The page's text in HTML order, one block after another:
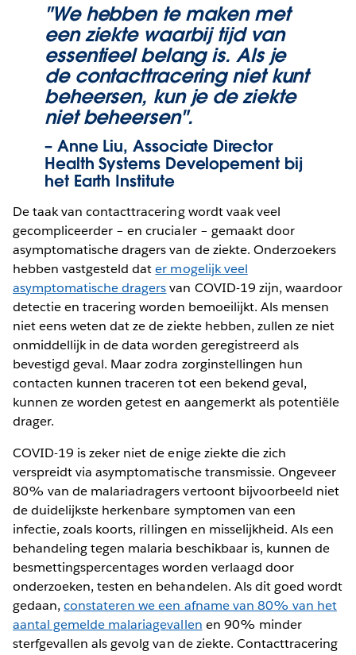
"We hebben te maken met
een ziekte waarbij tijd van
essentieel belang is. Als je
de contacttracering niet kunt
beheersen, kun je de ziekte
niet beheersen".
– Anne Liu, Associate Director
Health Systems Developement bij
het Earth Institute
De taak van contacttracering wordt vaak veel
gecompliceerder – en crucialer – gemaakt door
asymptomatische dragers van de ziekte. Onderzoekers
hebben vastgesteld dater mogelijk veel
asymptomatische dragersvan COVID-19 zijn, waardoor
detectie en tracering worden bemoeilijkt. Als mensen
niet eens weten dat ze de ziekte hebben, zullen ze niet
onmiddellijk in de data worden geregistreerd als
bevestigd geval. Maar zodra zorginstellingen hun
contacten kunnen traceren tot een bekend geval,
kunnen ze worden getest en aangemerkt als potentiële
drager.
COVID-19 is zeker niet de enige ziekte die zich
verspreidt via asymptomatische transmissie. Ongeveer
80% van de malariadragers vertoont bijvoorbeeld niet
de duidelijkste herkenbare symptomen van een
infectie, zoals koorts, rillingen en misselijkheid. Als een
behandeling tegen malaria beschikbaar is, kunnen de
besmettingspercentages worden verlaagd door
onderzoeken, testen en behandelen. Als dit goed wordt
gedaan,constateren we een afname van 80% van het
aantal gemelde malariagevallen en 90% minder
sterfgevallen als gevolg van de ziekte. Contacttracering